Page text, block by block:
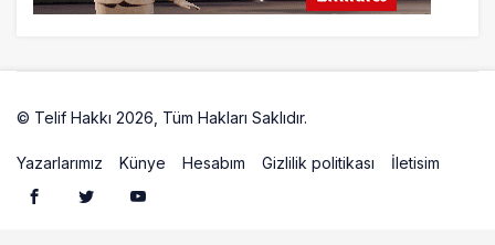
© Telif Hakkı 2026, Tüm Hakları Saklıdır.
Yazarlarımız Künye Hesabım Gizlilik politikası İletisim